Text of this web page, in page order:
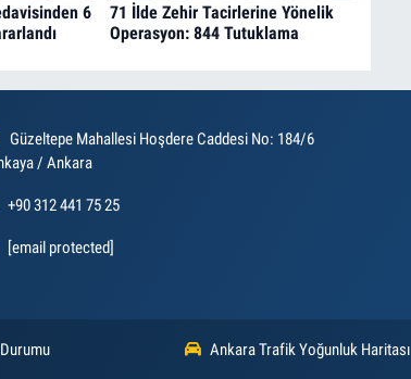
6
71 İlde Zehir Tacirlerine Yönelik
Operasyon: 844 Tutuklama
Güzeltepe Mahallesi Hoşdere Caddesi No: 184/6
/ Ankara
+90 312 441 75 25
[email protected]
Ankara Trafik Yoğunluk Haritası